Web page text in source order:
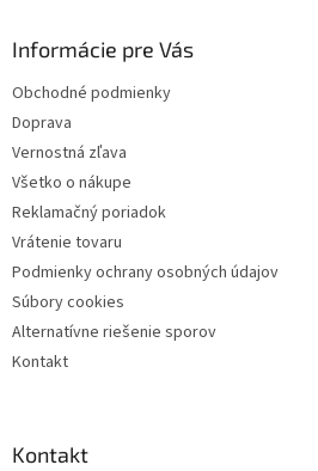
Informácie pre Vás
Obchodné podmienky
Doprava
Vernostná zľava
Všetko o nákupe
Reklamačný poriadok
Vrátenie tovaru
Podmienky ochrany osobných údajov
Súbory cookies
Alternatívne riešenie sporov
Kontakt
Kontakt